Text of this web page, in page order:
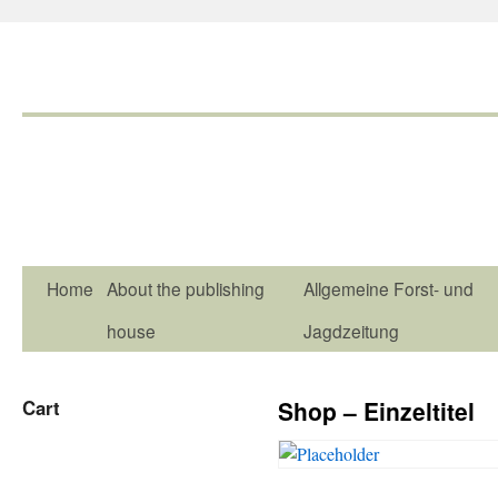
Home About the publishing
house
Allgemeine Forst- und
Jagdzeitung
Shop – Einzeltitel
Cart